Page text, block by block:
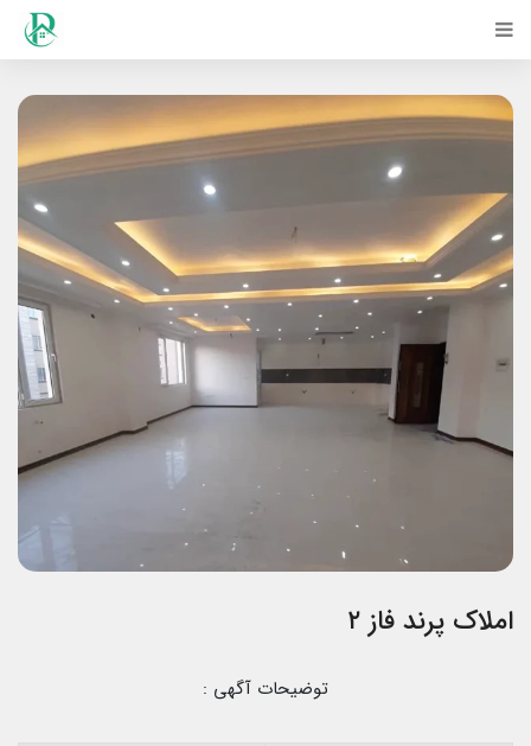
املاک پرند فاز ۲
توضیحات آگهی :